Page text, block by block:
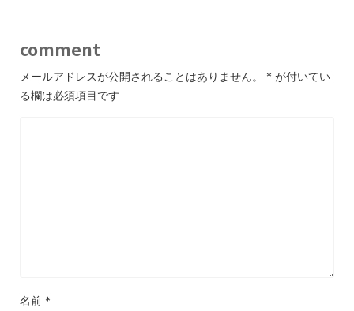
comment
メールアドレスが公開されることはありません。 * が付いてい
る欄は必須項目です
名前 *